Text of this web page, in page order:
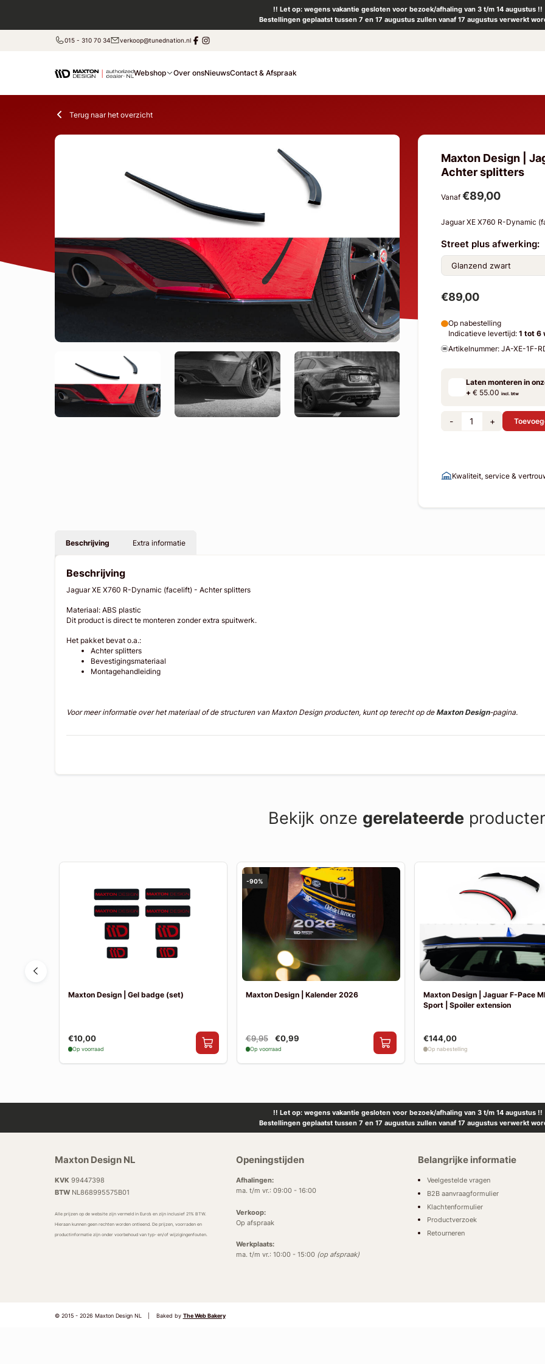
!! Let op: wegens vakantie gesloten voor bezoek/afhaling van 3 t/m 14 augustus !!
Bestellingen geplaatst tussen 7 en 17 augustus zullen vanaf 17 augustus verwerkt
015 - 310 70 34 verkoop@tunednation.nl
Webshop Over onsNieuwsContact & Afspraak
Terug naar het overzicht
Maxton Design |
Achter splitters
Vanaf €89,00
Jaguar XE X760 R-Dynamic
Street plus afwerking:
€89,00
Op nabestelling
Indicatieve levertijd: 1 tot 6
Artikelnummer: JA-XE-1F-
Laten monteren in
+€ 55.00 incl. btw
- +
Kwaliteit, service &
Beschrijving Extra informatie
Beschrijving
Jaguar XE X760 R-Dynamic (facelift) - Achter splitters
Materiaal: ABS plastic
Dit product is direct te monteren zonder extra spuitwerk.
Het pakket bevat o.a.:
Achter splitters
Bevestigingsmateriaal
Montagehandleiding
Voor meer informatie over het materiaal of de structuren van Maxton Design producten, kunt op terecht op deMaxton Design-pagina.
Bekijk onze gerelateerde
Maxton Design | Gel badge (set)
€10,00
Op voorraad
-90%
Maxton Design | Kalender 2026
€9,95 €0,99
Op voorraad
Maxton Design | Jaguar F-Pace
Sport | Spoiler extension
€144,00
Op nabestelling
!! Let op: wegens vakantie gesloten voor bezoek/afhaling van 3 t/m 14 augustus !!
Bestellingen geplaatst tussen 7 en 17 augustus zullen vanaf 17 augustus verwerkt
Maxton Design NL
KVK 99447398
BTWNL868995575B01
Alle prijzen op de website zijn vermeld in Euro’s en zijn inclusief 21% BTW.
Hieraan kunnen geen rechten worden ontleend. De prijzen, voorraden en
productinformatie zijn onder voorbehoud van typ- en/of wijzigingenfouten.
Openingstijden
Afhalingen:
ma. t/m vr.: 09:00 - 16:00
Verkoop:
Op afspraak
Werkplaats:
ma. t/m vr.: 10:00 - 15:00 (op afspraak)
Belangrijke informatie
Veelgestelde vragen
B2B aanvraagformulier
Klachtenformulier
Productverzoek
Retourneren
© 2015 - 2026 Maxton Design NL Baked by The Web Bakery